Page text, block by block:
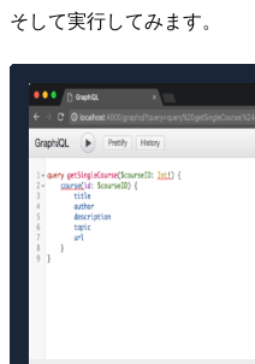
そして実行してみます。